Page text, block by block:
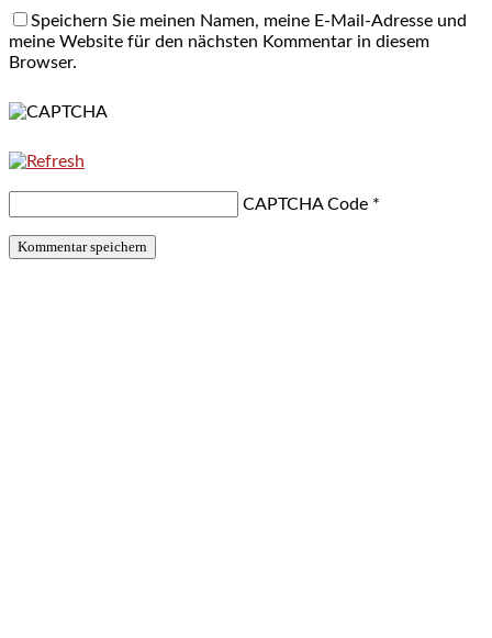
Speichern Sie meinen Namen, meine E-Mail-Adresse und
meine Website für den nächsten Kommentar in diesem
Browser.
CAPTCHA Code *